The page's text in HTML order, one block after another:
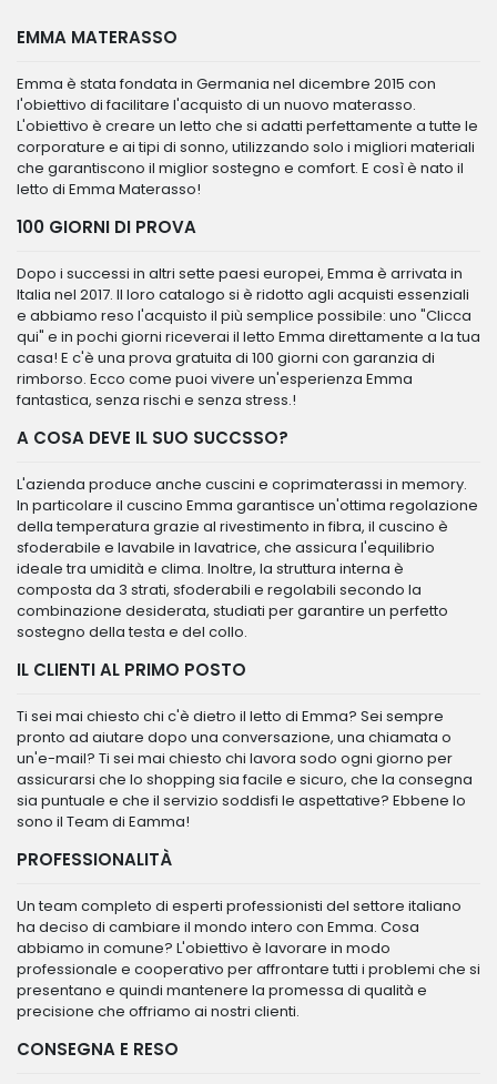
EMMA MATERASSO
Emma è stata fondata in Germania nel dicembre 2015 con
l'obiettivo di facilitare l'acquisto di un nuovo materasso.
L'obiettivo è creare un letto che si adatti perfettamente a tutte le
corporature e ai tipi di sonno, utilizzando solo i migliori materiali
che garantiscono il miglior sostegno e comfort. E così è nato il
letto di Emma Materasso!
100 GIORNI DI PROVA
Dopo i successi in altri sette paesi europei, Emma è arrivata in
Italia nel 2017. Il loro catalogo si è ridotto agli acquisti essenziali
e abbiamo reso l'acquisto il più semplice possibile: uno "Clicca
qui" e in pochi giorni riceverai il letto Emma direttamente a la tua
casa! E c'è una prova gratuita di 100 giorni con garanzia di
rimborso. Ecco come puoi vivere un'esperienza Emma
fantastica, senza rischi e senza stress.!
A COSA DEVE IL SUO SUCCSSO?
L'azienda produce anche cuscini e coprimaterassi in memory.
In particolare il cuscino Emma garantisce un'ottima regolazione
della temperatura grazie al rivestimento in fibra, il cuscino è
sfoderabile e lavabile in lavatrice, che assicura l'equilibrio
ideale tra umidità e clima. Inoltre, la struttura interna è
composta da 3 strati, sfoderabili e regolabili secondo la
combinazione desiderata, studiati per garantire un perfetto
sostegno della testa e del collo.
IL CLIENTI AL PRIMO POSTO
Ti sei mai chiesto chi c'è dietro il letto di Emma? Sei sempre
pronto ad aiutare dopo una conversazione, una chiamata o
un'e-mail? Ti sei mai chiesto chi lavora sodo ogni giorno per
assicurarsi che lo shopping sia facile e sicuro, che la consegna
sia puntuale e che il servizio soddisfi le aspettative? Ebbene lo
sono il Team di Eamma!
PROFESSIONALITÀ
Un team completo di esperti professionisti del settore italiano
ha deciso di cambiare il mondo intero con Emma. Cosa
abbiamo in comune? L'obiettivo è lavorare in modo
professionale e cooperativo per affrontare tutti i problemi che si
presentano e quindi mantenere la promessa di qualità e
precisione che offriamo ai nostri clienti.
CONSEGNA E RESO